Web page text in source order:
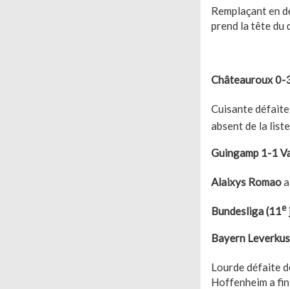
Remplaçant en
prend la tête du
Châteauroux 0-
Cuisante
absent de la
Guingamp 1-1
Alaixys Romao
Bundesliga (11e
Bayern
Lourde défaite
Hoffenheim a